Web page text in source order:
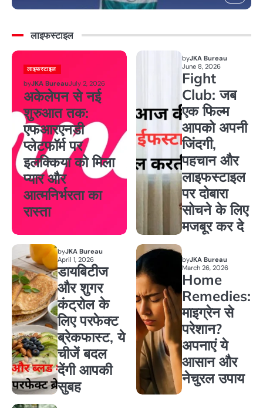
लाइफस्टाइल
लाइफस्टाइल
byJKA BureauJuly 2, 2026
अकेलेपन से नई
शुरुआत तक:
एफआरएनडी
प्लेटफॉर्म पर
इलक्किया को मिला
प्यार और
आत्मनिर्भरता का
रास्ता
byJKA Bureau
June 8, 2026
Fight
Club: जब
एक फिल्म
आपको अपनी
जिंदगी,
पहचान और
लाइफस्टाइल
पर दोबारा
सोचने के लिए
मजबूर कर दे
byJKA Bureau
April 1, 2026
डायबिटीज
और शुगर
कंट्रोल के
लिए परफेक्ट
ब्रेकफास्ट, ये
चीजें बदल
देंगी आपकी
सुबह
byJKA Bureau
March 26, 2026
Home
Remedies:
माइग्रेन से
परेशान?
अपनाएं ये
आसान और
नेचुरल उपाय